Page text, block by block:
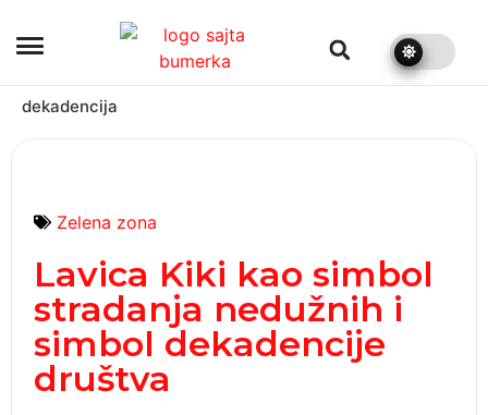
dekadencija
Zelena zona
Lavica Kiki kao simbol
stradanja nedužnih i
simbol dekadencije
društva